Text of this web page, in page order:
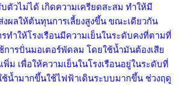
ตัวไม่ได้ เกิดความเครียดสะสม ทำให้มี
งผลให้ต้นทุนการเลี้ยงสูงขึ้น ขณะเดียวกัน
ทำให้โรงเรือนมีความเย็นในระดับคงที่ตามที่
การปั่นมอเตอร์พัดลม โดยใช้น้ำมันต้องเสีย
ม เพื่อให้ความเย็นในโรงเรือนอยู่ในระดับที่
ช้น้ำมากขึ้นใช้ไฟฟ้าเดินระบบมากขึ้น ช่วงฤดู